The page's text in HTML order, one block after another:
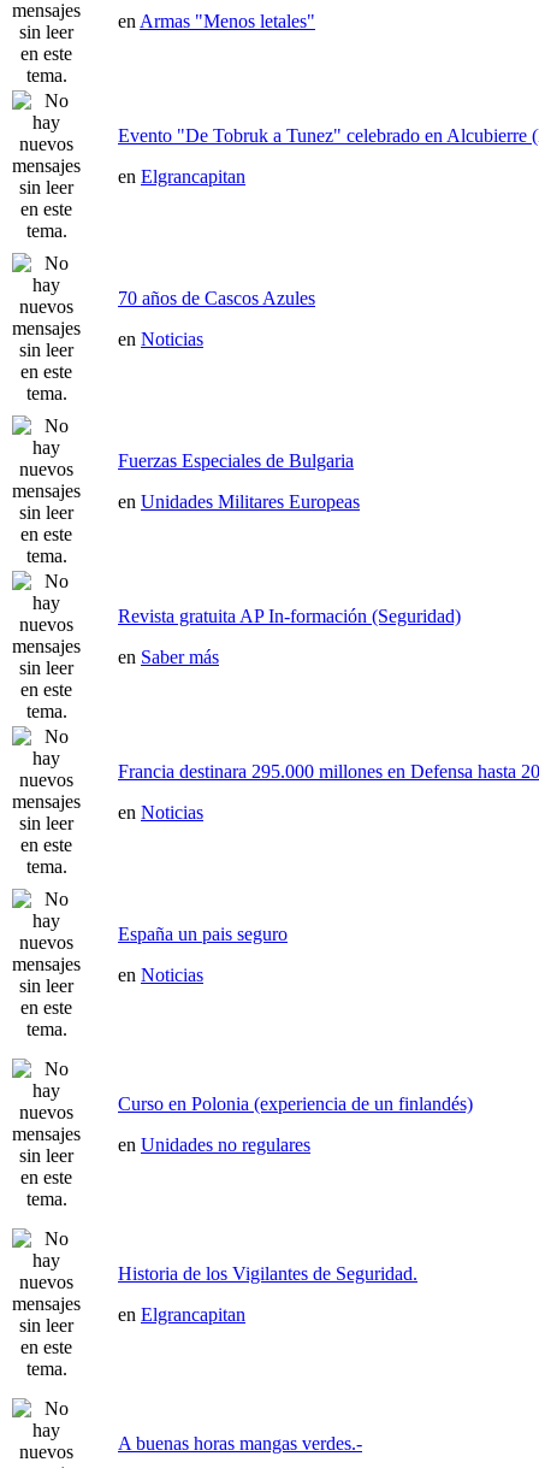
en Armas "Menos letales"
Evento "De Tobruk a Tunez" celebrado en Alcubierre
en Elgrancapitan
70 años de Cascos Azules
en Noticias
Fuerzas Especiales de Bulgaria
en Unidades Militares Europeas
Revista gratuita AP In-formación (Seguridad)
en Saber más
Francia destinara 295.000 millones en Defensa hasta
en Noticias
España un pais seguro
en Noticias
Curso en Polonia (experiencia de un finlandés)
en Unidades no regulares
Historia de los Vigilantes de Seguridad.
en Elgrancapitan
A buenas horas mangas verdes.-